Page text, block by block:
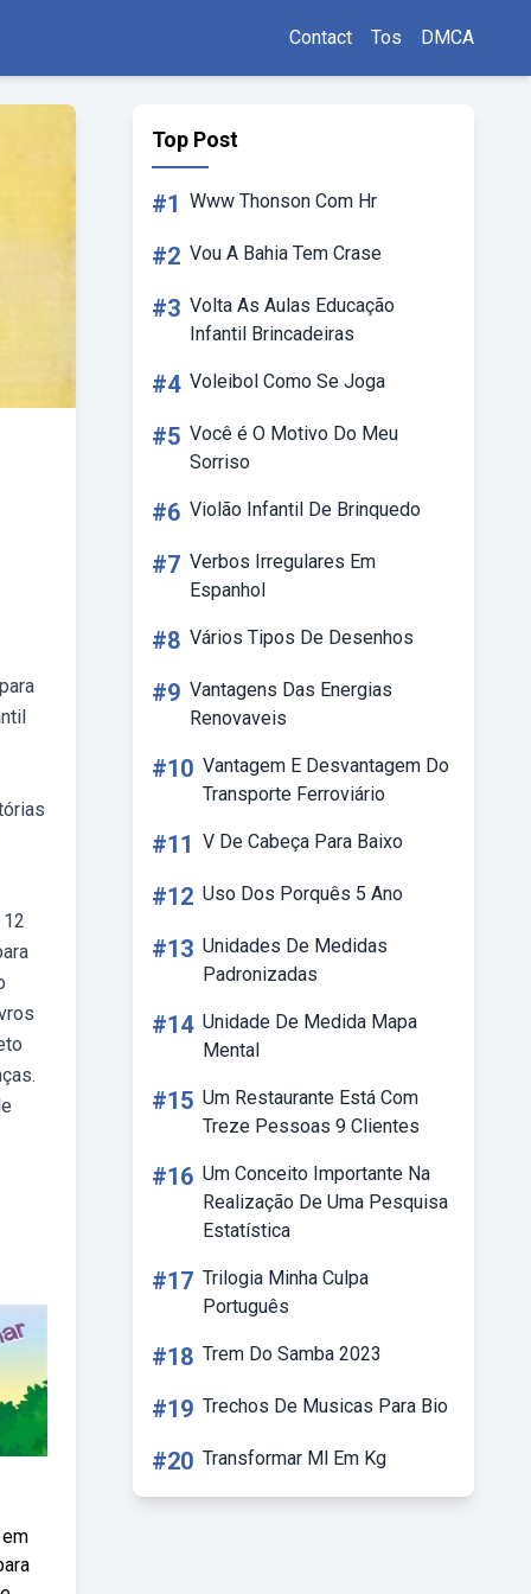
Contact Tos DMCA
Top Post
#1 Www Thonson Com Hr
#2 Vou A Bahia Tem Crase
#3 Volta As Aulas Educação
Infantil Brincadeiras
#4 Voleibol Como Se Joga
#5 Você é O Motivo Do Meu
Sorriso
#6 Violão Infantil De Brinquedo
#7 Verbos Irregulares Em
Espanhol
#8 Vários Tipos De Desenhos
#9 Vantagens Das Energias
Renovaveis
#10 Vantagem E Desvantagem Do
Transporte Ferroviário
#11 V De Cabeça Para Baixo
#12 Uso Dos Porquês 5 Ano
#13 Unidades De Medidas
Padronizadas
#14 Unidade De Medida Mapa
Mental
#15 Um Restaurante Está Com
Treze Pessoas 9 Clientes
#16 Um Conceito Importante Na
Realização De Uma Pesquisa
Estatística
#17 Trilogia Minha Culpa
Português
#18 Trem Do Samba 2023
#19 Trechos De Musicas Para Bio
#20 Transformar Ml Em Kg